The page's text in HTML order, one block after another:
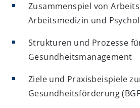
Zusammenspiel von
Arbeitsmedizin und
Strukturen und Prozesse
Gesundheitsmanagement
Ziele und Praxisbeispiele
Gesundheitsförderung